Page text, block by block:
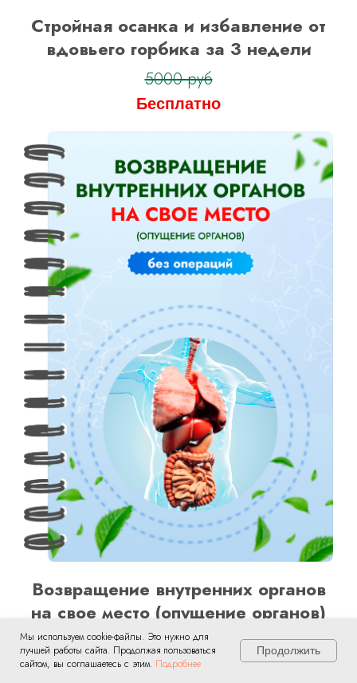
Стройная осанка и избавление от
вдовьего горбика за 3 недели
5000 руб
Бесплатно
Возвращение внутренних органов
на свое место (опущение органов)
5000 руб
Бесплатно
Мы используем cookie-файлы. Это нужно для
лучшей работы сайта. Продолжая пользоваться
сайтом, вы соглашаетесь с этим. Подробнее
Продолжить